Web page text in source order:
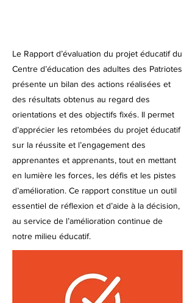
Le Rapport d’évaluation du projet éducatif du
Centre d’éducation des adultes des Patriotes
présente un bilan des actions réalisées et
des résultats obtenus au regard des
orientations et des objectifs fixés. Il permet
d’apprécier les retombées du projet éducatif
sur la réussite et l’engagement des
apprenantes et apprenants, tout en mettant
en lumière les forces, les défis et les pistes
d’amélioration. Ce rapport constitue un outil
essentiel de réflexion et d’aide à la décision,
au service de l’amélioration continue de
notre milieu éducatif.